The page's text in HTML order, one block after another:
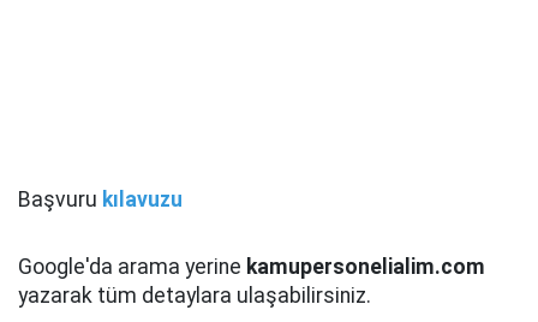
Başvuru kılavuzu
Google'da arama yerine kamupersonelialim.com
yazarak tüm detaylara ulaşabilirsiniz.